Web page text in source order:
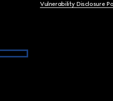
Vulnerability Disclosure